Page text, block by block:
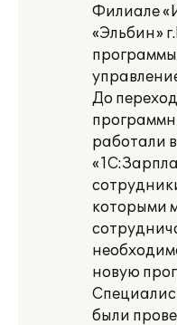
Филиале
«Эльбин»
До
работали
которыми
новую
были